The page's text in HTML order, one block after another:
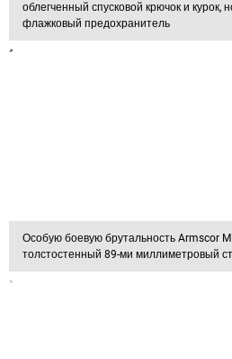
облегченный спусковой крючок и курок,
флажковый предохранитель
Особую боевую брутальность Armscor
толстостенный 89-ми миллиметровый